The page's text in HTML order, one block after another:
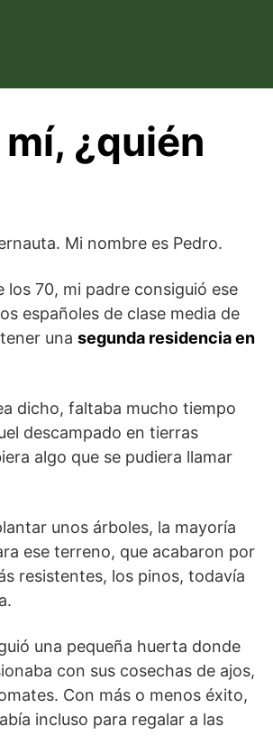
¿quién
Mi nombre es Pedro.
los 70, mi padre consiguió ese
españoles de clase media de
una segunda residencia en
dicho, faltaba mucho tiempo
descampado en tierras
algo que se pudiera llamar
unos árboles, la mayoría
ese terreno, que acabaron por
resistentes, los pinos, todavía
una pequeña huerta donde
con sus cosechas de ajos,
Con más o menos éxito,
incluso para regalar a las